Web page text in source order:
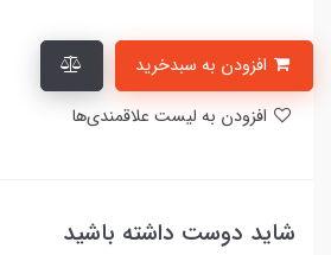
شاید دوست داشته باشید